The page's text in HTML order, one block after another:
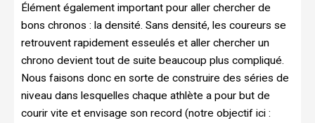
Élément également important pour aller chercher de
bons chronos : la densité. Sans densité, les coureurs se
retrouvent rapidement esseulés et aller chercher un
chrono devient tout de suite beaucoup plus compliqué.
Nous faisons donc en sorte de construire des séries de
niveau dans lesquelles chaque athlète a pour but de
courir vite et envisage son record (notre objectif ici :